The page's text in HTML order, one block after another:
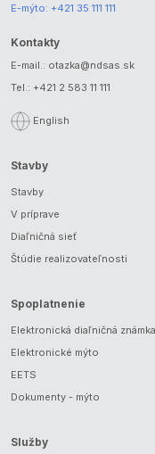
E-mýto: +421 35 111 111
Kontakty
E-mail.: otazka@ndsas.sk
Tel.: +421 2 583 11 111
English
Stavby
Stavby
V príprave
Diaľničná sieť
Štúdie realizovateľnosti
Spoplatnenie
Elektronická diaľničná známka
Elektronické mýto
EETS
Dokumenty - mýto
Služby